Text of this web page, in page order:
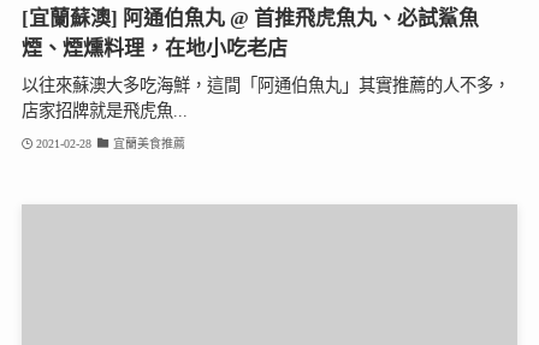
[宜蘭蘇澳] 阿通伯魚丸 @ 首推飛虎魚丸、必試鯊魚
煙、煙燻料理，在地小吃老店
以往來蘇澳大多吃海鮮，這間「阿通伯魚丸」其實推薦的人不多，
店家招牌就是飛虎魚...
2021-02-28 宜蘭美食推薦